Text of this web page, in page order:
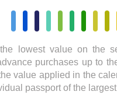
lowest value on the
purchases up to
value applied in the
passport of the